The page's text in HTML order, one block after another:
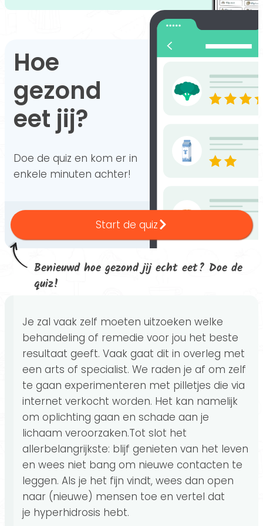
Benieuwd hoe gezond jij echt eet? Doe de
quiz!
Hoe
gezond
eet jij?
Doe de quiz en kom er in
enkele minuten achter!
Start de quiz
Je zal vaak zelf moeten uitzoeken welke
behandeling of remedie voor jou het beste
resultaat geeft. Vaak gaat dit in overleg met
een arts of specialist. We raden je af om zelf
te gaan experimenteren met pilletjes die via
internet verkocht worden. Het kan namelijk
om oplichting gaan en schade aan je
lichaam veroorzaken.Tot slot het
allerbelangrijkste: blijf genieten van het leven
en wees niet bang om nieuwe contacten te
leggen. Als je het fijn vindt, wees dan open
naar (nieuwe) mensen toe en vertel dat
je hyperhidrosis hebt.